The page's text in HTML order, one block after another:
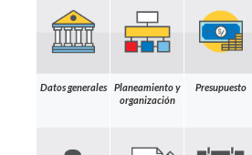
Datos generales
Planeamiento y
organización
Presupuesto